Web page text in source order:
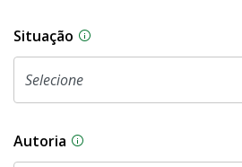
Situação Na CLDF, as
Autoria As proposições